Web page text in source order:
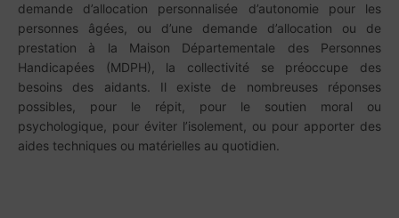
demande d’allocation personnalisée d’autonomie pour les
personnes âgées, ou d’une demande d’allocation ou de
prestation à la Maison Départementale des Personnes
Handicapées (MDPH), la collectivité se préoccupe des
besoins des aidants. Il existe de nombreuses réponses
possibles, pour le répit, pour le soutien moral ou
psychologique, pour éviter l’isolement, ou pour apporter des
aides techniques ou matérielles au quotidien.